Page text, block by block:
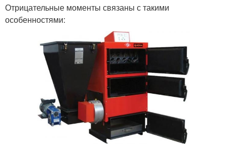
Отрицательные моменты связаны с такими
особенностями: